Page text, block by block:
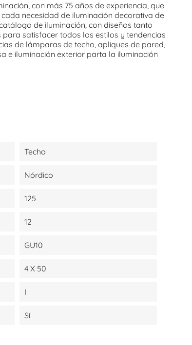
con más 75 años de experiencia, que
necesidad de iluminación decorativa de
de iluminación, con diseños tanto
satisfacer todos los estilos y tendencias
de lámparas de techo, apliques de pared,
e iluminación exterior parta la iluminación
Techo
Nórdico
125
12
GU10
4 X 50
I
Sí